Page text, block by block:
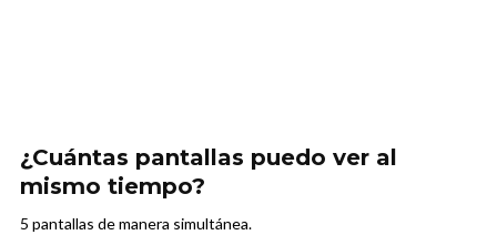
¿Cuántas pantallas puedo ver al
mismo tiempo?
5 pantallas de manera simultánea.